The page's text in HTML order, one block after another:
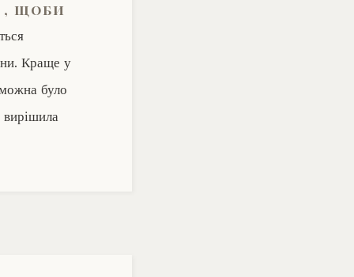
, щоби
Краще у
було
вирішила